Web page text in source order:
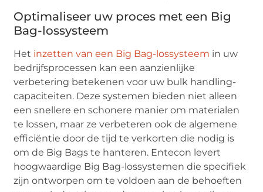
Optimaliseer uw proces met een Big
Bag-lossysteem
Het inzetten van een Big Bag-lossysteem in uw
bedrijfsprocessen kan een aanzienlijke
verbetering betekenen voor uw bulk handling-
capaciteiten. Deze systemen bieden niet alleen
een snellere en schonere manier om materialen
te lossen, maar ze verbeteren ook de algemene
efficiëntie door de tijd te verkorten die nodig is
om de Big Bags te hanteren. Entecon levert
hoogwaardige Big Bag-lossystemen die specifiek
zijn ontworpen om te voldoen aan de behoeften